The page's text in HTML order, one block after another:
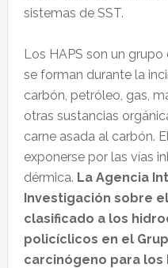
sistemas de SST.
Los HAPS son un
se forman durante la
carbón, petróleo, gas,
otras sustancias
carne asada al carbón.
exponerse por las vías
dérmica. La Agencia
Investigación sobre el
clasificado a los
policíclicos en el
carcinógeno para los